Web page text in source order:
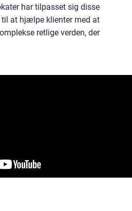
har tilpasset sig disse
at hjælpe klienter med at
retlige verden, der